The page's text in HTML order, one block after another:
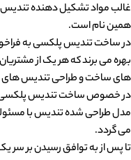
غالب مواد تشکیل دهنده
همین نام است.
در ساخت تندیس پلکسی به
بهره می برند که هر یک از
های ساخت و طراحی تندیس های
در خصوص ساخت تندیس پلکسی
مدل طراحی شده تندیس با
می گردد.
تا پس از به توافق رسیدن بر سر